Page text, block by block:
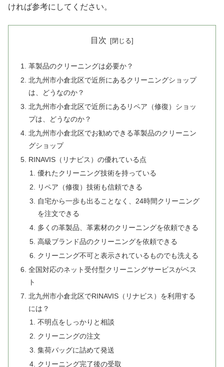
ければ参考にしてください。
目次
革製品のクリーニングは必要か？
北九州市小倉北区で近所にあるクリーニングショップ
は、どうなのか？
北九州市小倉北区で近所にあるリペア（修復）ショッ
プは、どうなのか？
北九州市小倉北区でお勧めできる革製品のクリーニン
グショップ
RINAVIS（リナビス）の優れている点
優れたクリーニング技術を持っている
リペア（修復）技術も信頼できる
自宅から一歩も出ることなく、24時間クリーニング
を注文できる
多くの革製品、革素材のクリーニングを依頼できる
高級ブランド品のクリーニングを依頼できる
クリーニング不可と表示されているものでも洗える
全国対応のネット受付型クリーニングサービスがベス
ト
北九州市小倉北区でRINAVIS（リナビス）を利用する
には？
不明点をしっかりと相談
クリーニングの注文
集荷バッグに詰めて発送
クリーニング完了後の受取